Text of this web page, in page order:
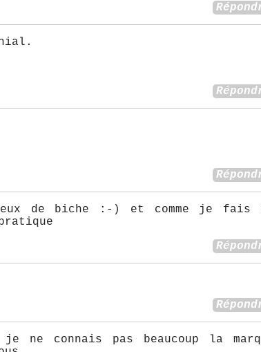
yeux de biche :-) et comme je fais
ne connais pas beaucoup la